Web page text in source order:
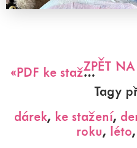
«PDF ke stažení: Pop-up přáníčkoZPĚT
Tagy
dárek, ke stažení,
roku, léto,